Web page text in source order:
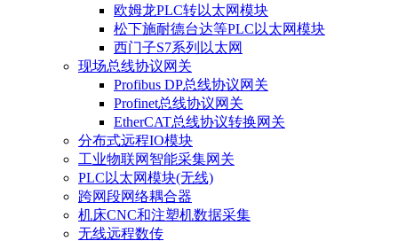
欧姆龙PLC转以太网模块
松下施耐德台达等PLC以太网模块
西门子S7系列以太网
现场总线协议网关
Profibus DP总线协议网关
Profinet总线协议网关
EtherCAT总线协议转换网关
分布式远程IO模块
工业物联网智能采集网关
PLC以太网模块(无线)
跨网段网络耦合器
机床CNC和注塑机数据采集
无线远程数传